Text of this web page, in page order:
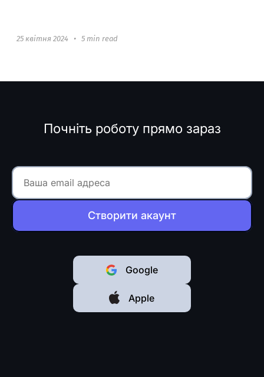
25 квітня 2024 • 5 min read
Почніть роботу прямо зараз
Створити акаунт
Google
Apple